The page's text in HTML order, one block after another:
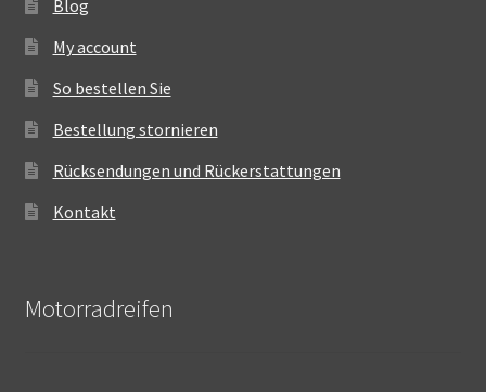
Blog
My account
So bestellen Sie
Bestellung stornieren
Rücksendungen und Rückerstattungen
Kontakt
Motorradreifen